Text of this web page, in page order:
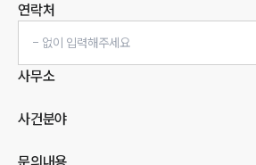
연락처
사무소
사건분야